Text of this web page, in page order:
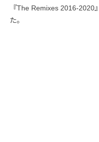
『The Remixes 2016-2020
た。